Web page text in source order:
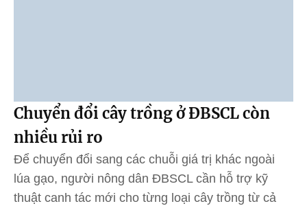
Chuyển đổi cây trồng ở ĐBSCL còn
nhiều rủi ro
Để chuyển đổi sang các chuỗi giá trị khác ngoài
lúa gạo, người nông dân ĐBSCL cần hỗ trợ kỹ
thuật canh tác mới cho từng loại cây trồng từ cả